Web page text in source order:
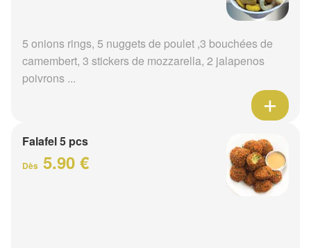
5 onions rings, 5 nuggets de poulet ,3 bouchées de
camembert, 3 stickers de mozzarella, 2 jalapenos
poivrons ...
Falafel 5 pcs
Dès 5.90 €